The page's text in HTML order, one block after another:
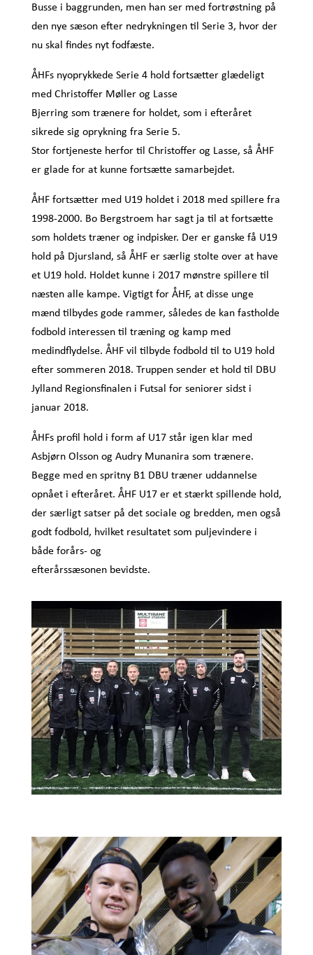
Busse i baggrunden, men han ser med fortrøstning på
den nye sæson efter nedrykningen til Serie 3, hvor der
nu skal findes nyt fodfæste.
ÅHFs nyoprykkede Serie 4 hold fortsætter glædeligt
med Christoffer Møller og Lasse
Bjerring som trænere for holdet, som i efteråret
sikrede sig oprykning fra Serie 5.
Stor fortjeneste herfor til Christoffer og Lasse, så ÅHF
er glade for at kunne fortsætte samarbejdet.
ÅHF fortsætter med U19 holdet i 2018 med spillere fra
1998-2000. Bo Bergstroem har sagt ja til at fortsætte
som holdets træner og indpisker. Der er ganske få U19
hold på Djursland, så ÅHF er særlig stolte over at have
et U19 hold. Holdet kunne i 2017 mønstre spillere til
næsten alle kampe. Vigtigt for ÅHF, at disse unge
mænd tilbydes gode rammer, således de kan fastholde
fodbold interessen til træning og kamp med
medindflydelse. ÅHF vil tilbyde fodbold til to U19 hold
efter sommeren 2018. Truppen sender et hold til DBU
Jylland Regionsfinalen i Futsal for seniorer sidst i
januar 2018.
ÅHFs profil hold i form af U17 står igen klar med
Asbjørn Olsson og Audry Munanira som trænere.
Begge med en spritny B1 DBU træner uddannelse
opnået i efteråret. ÅHF U17 er et stærkt spillende hold,
der særligt satser på det sociale og bredden, men også
godt fodbold, hvilket resultatet som puljevindere i
både forårs- og
efterårssæsonen bevidste.